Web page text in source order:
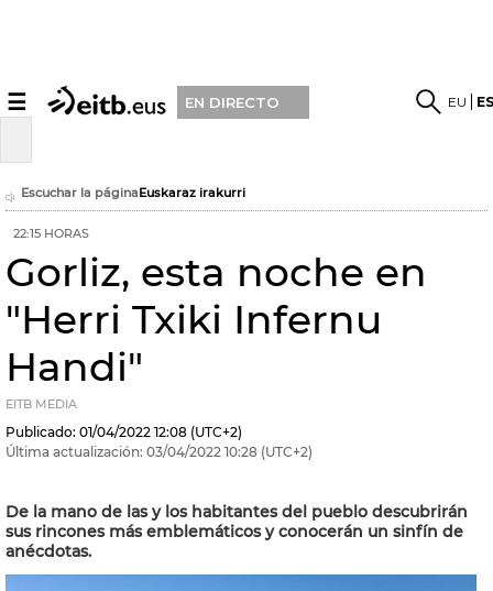
☰ EN DIRECTO EU
Escuchar la páginaEuskaraz irakurri
22:15 HORAS
Gorliz, esta noche en
"Herri Txiki Infernu
Handi"
EITB MEDIA
Publicado: 01/04/2022 12:08 (UTC+2)
Última actualización: 03/04/2022 10:28 (UTC+2)
De la mano de las y los habitantes del pueblo descubrirán
sus rincones más emblemáticos y conocerán un sinfín de
anécdotas.